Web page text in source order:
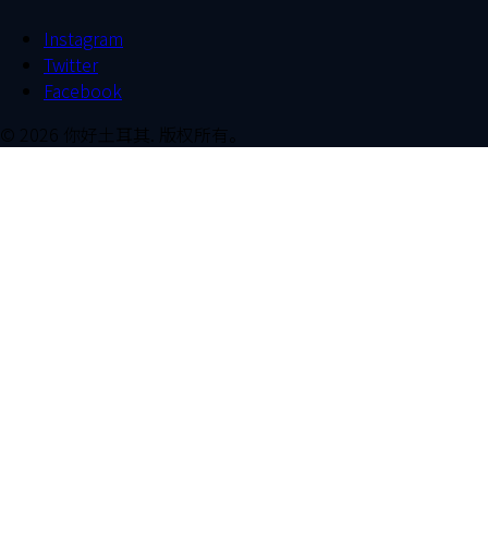
Instagram
Twitter
Facebook
© 2026 你好土耳其 版权所有。